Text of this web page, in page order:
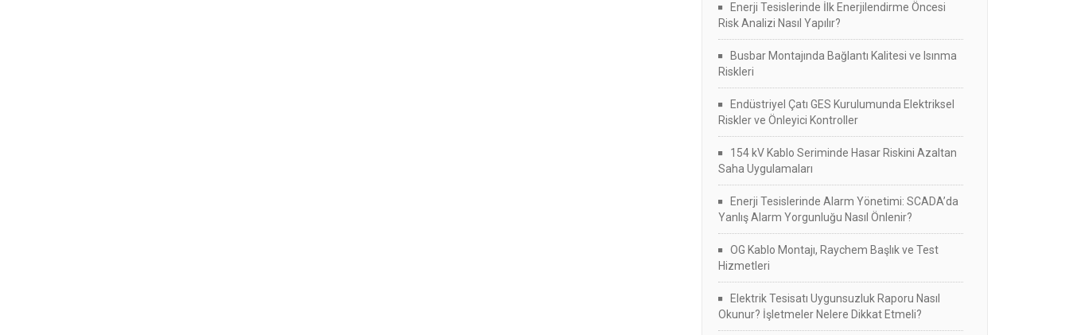
Enerji Tesislerinde İlk Enerjilendirme Öncesi
Risk Analizi Nasıl Yapılır?
Busbar Montajında Bağlantı Kalitesi ve Isınma
Riskleri
Endüstriyel Çatı GES Kurulumunda Elektriksel
Riskler ve Önleyici Kontroller
154 kV Kablo Seriminde Hasar Riskini Azaltan
Saha Uygulamaları
Enerji Tesislerinde Alarm Yönetimi: SCADA’da
Yanlış Alarm Yorgunluğu Nasıl Önlenir?
OG Kablo Montajı, Raychem Başlık ve Test
Hizmetleri
Elektrik Tesisatı Uygunsuzluk Raporu Nasıl
Okunur? İşletmeler Nelere Dikkat Etmeli?